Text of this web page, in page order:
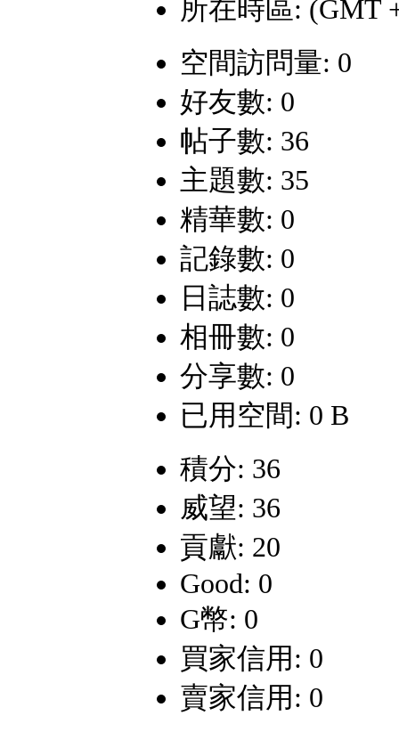
所在時區: (GMT
空間訪問量: 0
好友數: 0
帖子數: 36
主題數: 35
精華數: 0
記錄數: 0
日誌數: 0
相冊數: 0
分享數: 0
已用空間: 0 B
積分: 36
威望: 36
貢獻: 20
Good: 0
G幣: 0
買家信用: 0
賣家信用: 0